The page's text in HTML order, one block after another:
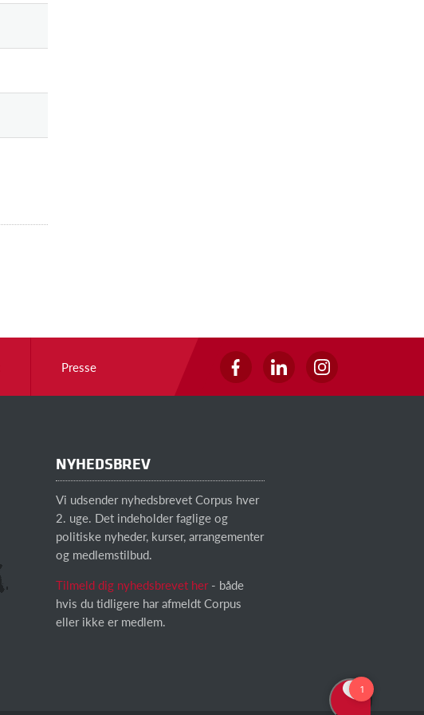
Presse
NYHEDSBREV
Vi udsender nyhedsbrevet Corpus hver
2. uge. Det indeholder faglige og
politiske nyheder, kurser, arrangementer
og medlemstilbud.
Tilmeld dig nyhedsbrevet her- både
hvis du tidligere har afmeldt Corpus
eller ikke er medlem.